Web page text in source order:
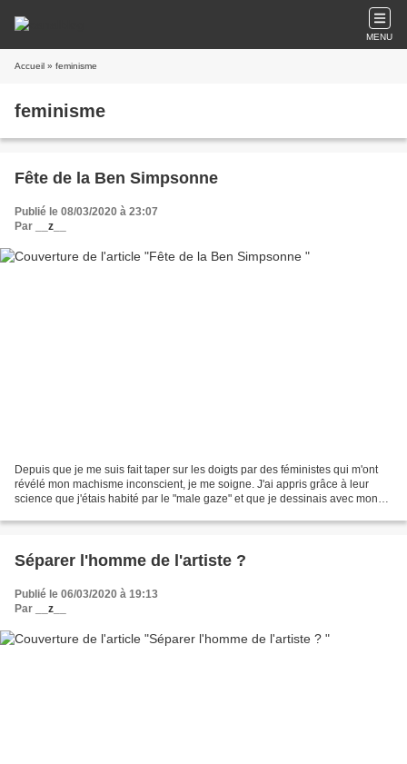
MENU
Accueil » feminisme
feminisme
Fête de la Ben Simpsonne
Publié le 08/03/2020 à 23:07
Par
__z__
Depuis que je me suis fait taper sur les doigts par des féministes qui m'ont
révélé mon machisme inconscient, je me soigne. J'ai appris grâce à leur
science que j'étais habité par le "male gaze" et que je dessinais avec mon
Séparer l'homme de l'artiste ?
Publié le 06/03/2020 à 19:13
Par
__z__